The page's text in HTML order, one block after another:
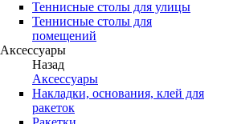
Теннисные столы для улицы
Теннисные столы для
помещений
Аксессуары
Назад
Аксессуары
Накладки, основания, клей для
ракеток